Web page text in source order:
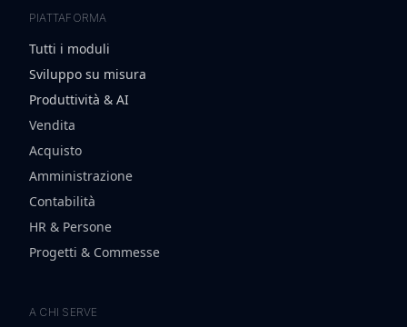
PIATTAFORMA
Tutti i moduli
Sviluppo su misura
Produttività & AI
Vendita
Acquisto
Amministrazione
Contabilità
HR & Persone
Progetti & Commesse
A CHI SERVE